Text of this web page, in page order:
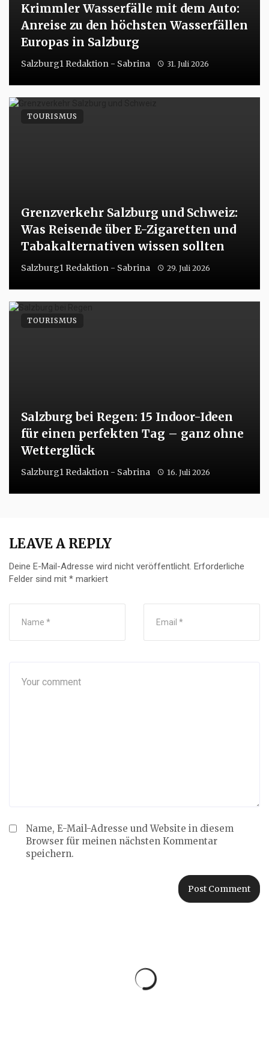
Krimmler Wasserfälle mit dem Auto:
Anreise zu den höchsten Wasserfällen
Europas in Salzburg
Salzburg1 Redaktion - Sabrina 31. Juli 2026
Grenzverkehr Salzburg und Schweiz:
Was Reisende über E-Zigaretten und
Tabakalternativen wissen sollten
Salzburg1 Redaktion - Sabrina 29. Juli 2026
TOURISMUS
Salzburg bei Regen: 15 Indoor-Ideen
für einen perfekten Tag – ganz ohne
Wetterglück
Salzburg1 Redaktion - Sabrina 16. Juli 2026
TOURISMUS
LEAVE A REPLY
Deine E-Mail-Adresse wird nicht veröffentlicht. Erforderliche
Felder sind mit * markiert
Name, E-Mail-Adresse und Website in diesem
Browser für meinen nächsten Kommentar
speichern.